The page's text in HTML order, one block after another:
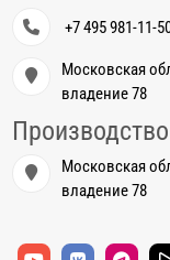
+7 495 981-11-
Московская
владение 78
Производство
Московская
владение 78